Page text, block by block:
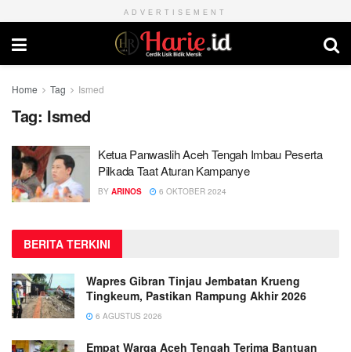
ADVERTISEMENT
Home Tag Ismed
Tag: Ismed
Ketua Panwaslih Aceh Tengah Imbau Peserta
Pilkada Taat Aturan Kampanye
BY ARINOS 6 OKTOBER 2024
BERITA TERKINI
Wapres Gibran Tinjau Jembatan Krueng
Tingkeum, Pastikan Rampung Akhir 2026
6 AGUSTUS 2026
Empat Warga Aceh Tengah Terima Bantuan